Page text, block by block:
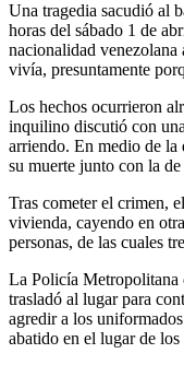
Una tragedia sacudió al
horas del sábado 1 de
nacionalidad venezolana
vivía, presuntamente
Los hechos ocurrieron
inquilino discutió con
arriendo. En medio de la
su muerte junto con la de
Tras cometer el crimen,
vivienda, cayendo en
personas, de las cuales
La Policía Metropolitana
trasladó al lugar para
agredir a los
abatido en el lugar de los